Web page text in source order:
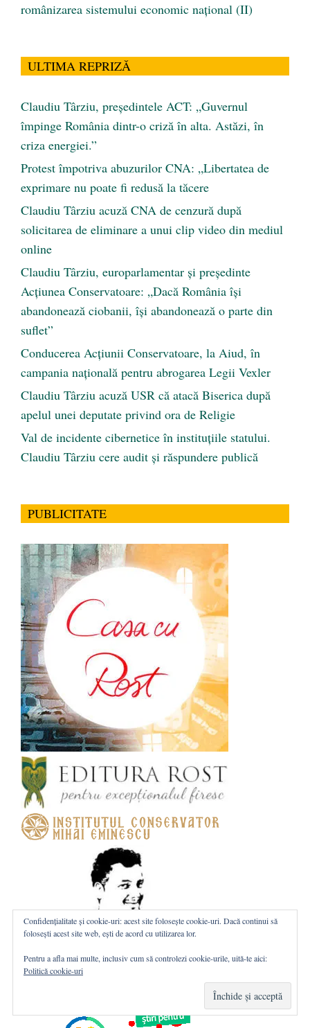
românizarea sistemului economic naţional (II)
ULTIMA REPRIZĂ
Claudiu Târziu, președintele ACT: „Guvernul
împinge România dintr-o criză în alta. Astăzi, în
criza energiei.”
Protest împotriva abuzurilor CNA: „Libertatea de
exprimare nu poate fi redusă la tăcere
Claudiu Târziu acuză CNA de cenzură după
solicitarea de eliminare a unui clip video din mediul
online
Claudiu Târziu, europarlamentar și președinte
Acțiunea Conservatoare: „Dacă România își
abandonează ciobanii, își abandonează o parte din
suflet”
Conducerea Acțiunii Conservatoare, la Aiud, în
campania națională pentru abrogarea Legii Vexler
Claudiu Târziu acuză USR că atacă Biserica după
apelul unei deputate privind ora de Religie
Val de incidente cibernetice în instituțiile statului.
Claudiu Târziu cere audit și răspundere publică
PUBLICITATE
Confidențialitate și cookie-uri: acest site folosește cookie-uri. Dacă continui să
folosești acest site web, ești de acord cu utilizarea lor.
Pentru a afla mai multe, inclusiv cum să controlezi cookie-urile, uită-te aici:
Politică cookie-uri